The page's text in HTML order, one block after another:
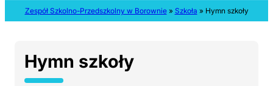
Zespół Szkolno-Przedszkolny w Borownie» Szkoła » Hymn szkoły
Hymn szkoły